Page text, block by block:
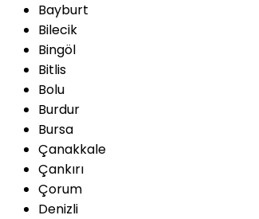
Bayburt
Bilecik
Bingöl
Bitlis
Bolu
Burdur
Bursa
Çanakkale
Çankırı
Çorum
Denizli